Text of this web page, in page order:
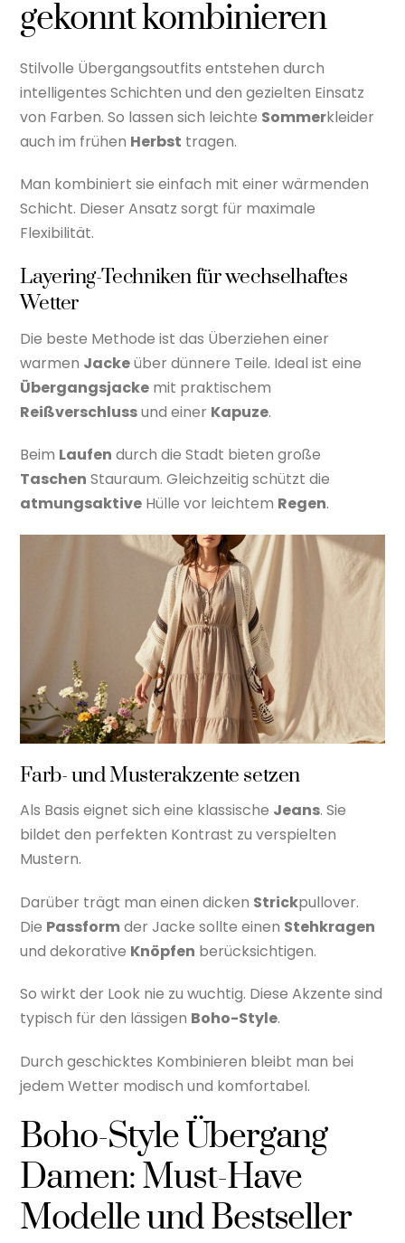
gekonnt kombinieren
Stilvolle Übergangsoutfits entstehen durch
intelligentes Schichten und den gezielten Einsatz
von Farben. So lassen sich leichte Sommerkleider
auch im frühen Herbst tragen.
Man kombiniert sie einfach mit einer wärmenden
Schicht. Dieser Ansatz sorgt für maximale
Flexibilität.
Layering-Techniken für wechselhaftes
Wetter
Die beste Methode ist das Überziehen einer
warmen Jackeüber dünnere Teile. Ideal ist eine
Übergangsjacke mit praktischem
Reißverschlussund einer Kapuze.
Beim Laufen durch die Stadt bieten große
Taschen Stauraum. Gleichzeitig schützt die
atmungsaktive Hülle vor leichtem Regen.
Farb- und Musterakzente setzen
Als Basis eignet sich eine klassische Jeans. Sie
bildet den perfekten Kontrast zu verspielten
Mustern.
Darüber trägt man einen dicken Strickpullover.
Die Passformder Jacke sollte einen Stehkragen
und dekorative Knöpfen berücksichtigen.
So wirkt der Look nie zu wuchtig. Diese Akzente sind
typisch für den lässigen Boho-Style.
Durch geschicktes Kombinieren bleibt man bei
jedem Wetter modisch und komfortabel.
Boho-Style Übergang
Damen: Must-Have
Modelle und Bestseller